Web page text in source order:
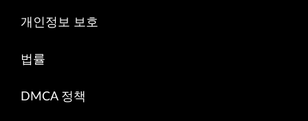
개인정보 보호
법률
DMCA 정책